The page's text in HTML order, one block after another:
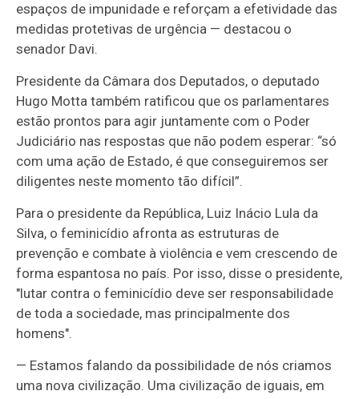
espaços de impunidade e reforçam a efetividade das
medidas protetivas de urgência — destacou o
senador Davi.
Presidente da Câmara dos Deputados, o deputado
Hugo Motta também ratificou que os parlamentares
estão prontos para agir juntamente com o Poder
Judiciário nas respostas que não podem esperar: “só
com uma ação de Estado, é que conseguiremos ser
diligentes neste momento tão difícil”.
Para o presidente da República, Luiz Inácio Lula da
Silva, o feminicídio afronta as estruturas de
prevenção e combate à violência e vem crescendo de
forma espantosa no país. Por isso, disse o presidente,
"lutar contra o feminicídio deve ser responsabilidade
de toda a sociedade, mas principalmente dos
homens".
— Estamos falando da possibilidade de nós criamos
uma nova civilização. Uma civilização de iguais, em